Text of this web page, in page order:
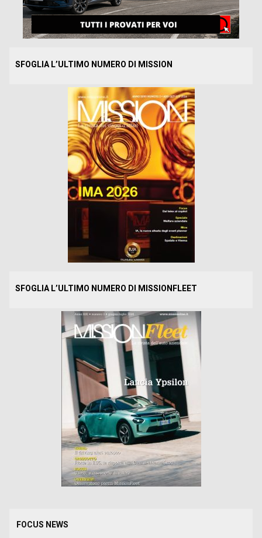
SFOGLIA L’ULTIMO NUMERO DI MISSION
SFOGLIA L’ULTIMO NUMERO DI MISSIONFLEET
FOCUS NEWS